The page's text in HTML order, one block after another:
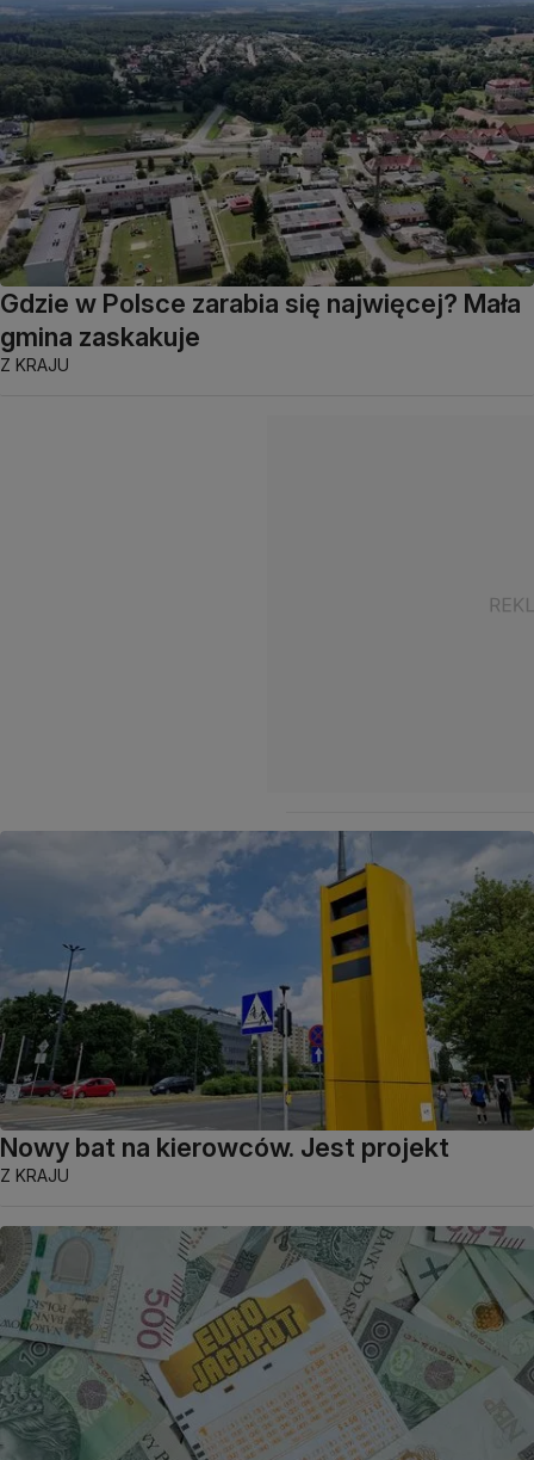
Gdzie w Polsce zarabia się najwięcej? Mała
gmina zaskakuje
Z KRAJU
Nowy bat na kierowców. Jest projekt
Z KRAJU